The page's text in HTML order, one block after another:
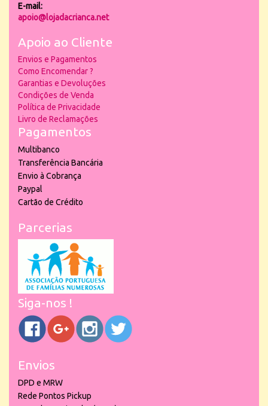
E-mail:
apoio@lojadacrianca.net
Apoio ao Cliente
Envios e Pagamentos
Como Encomendar ?
Garantias e Devoluções
Condições de Venda
Política de Privacidade
Livro de Reclamações
Pagamentos
Multibanco
Transferência Bancária
Envio à Cobrança
Paypal
Cartão de Crédito
Parcerias
Siga-nos !
Envios
DPD e MRW
Rede Pontos Pickup